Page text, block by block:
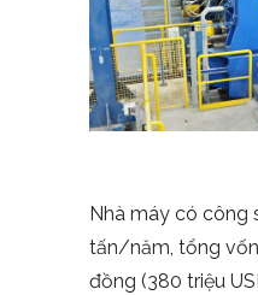
Nhà máy có công
tấn/năm, tổng
đồng (380 triệu